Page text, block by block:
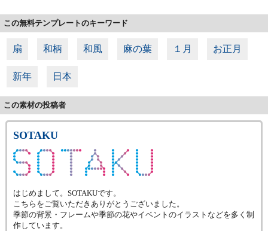
この無料テンプレートのキーワード
扇 和柄 和風 麻の葉 １月 お正月
新年 日本
この素材の投稿者
SOTAKU
はじめまして。SOTAKUです。
こちらをご覧いただきありがとうございました。
季節の背景・フレームや季節の花やイベントのイラストなどを多く制
作しています。